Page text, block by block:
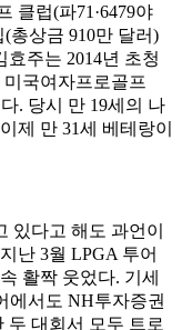
클럽(파71·6479야
총상금 910만 달러)
주는 2014년 초청
국여자프로골프
. 당시 만 19세의 나
제 만 31세 베테랑이
있다고 해도 과언이
난 3월 LPGA 투어
활짝 웃었다. 기세
에서도 NH투자증권
두 대회서 모두 트로